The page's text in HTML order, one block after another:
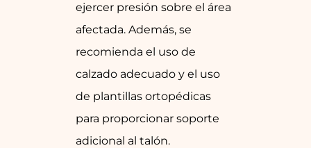
ejercer presión sobre el área
afectada. Además, se
recomienda el uso de
calzado adecuado y el uso
de plantillas ortopédicas
para proporcionar soporte
adicional al talón.